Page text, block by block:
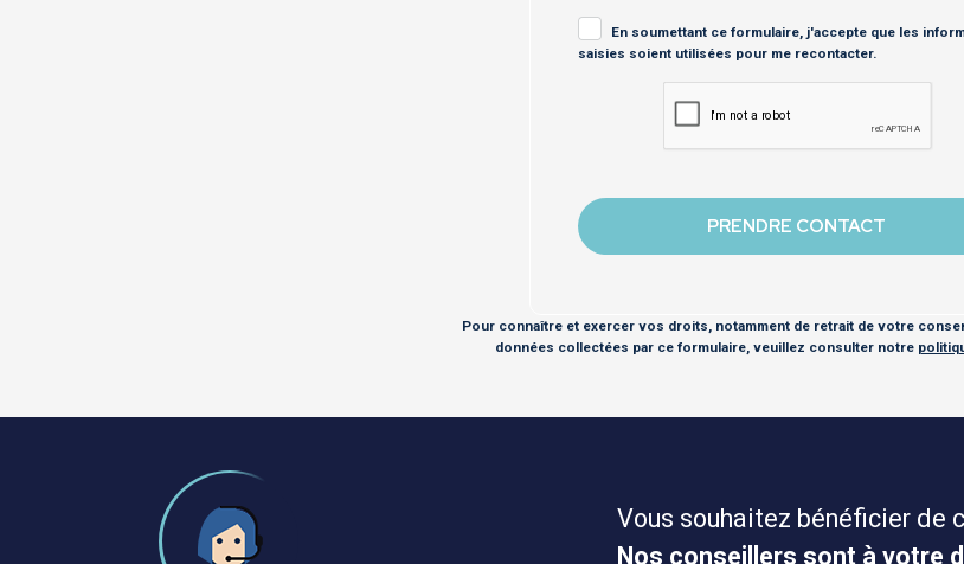
En soumettant ce formulaire, j'accepte que les
saisies soient utilisées pour me recontacter.
Pour connaître et exercer vos droits, notamment de retrait de votre
données collectées par ce formulaire, veuillez consulter notre
Vous souhaitez bénéficier de
Nos conseillers sont à votre